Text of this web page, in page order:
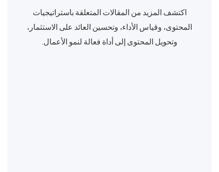
اكتشف المزيد من المقالات المتعلقة باستراتيجيات
المحتوى، وقياس الأداء، وتحسين العائد على الاستثمار،
وتحويل المحتوى إلى أداة فعالة لنمو الأعمال.